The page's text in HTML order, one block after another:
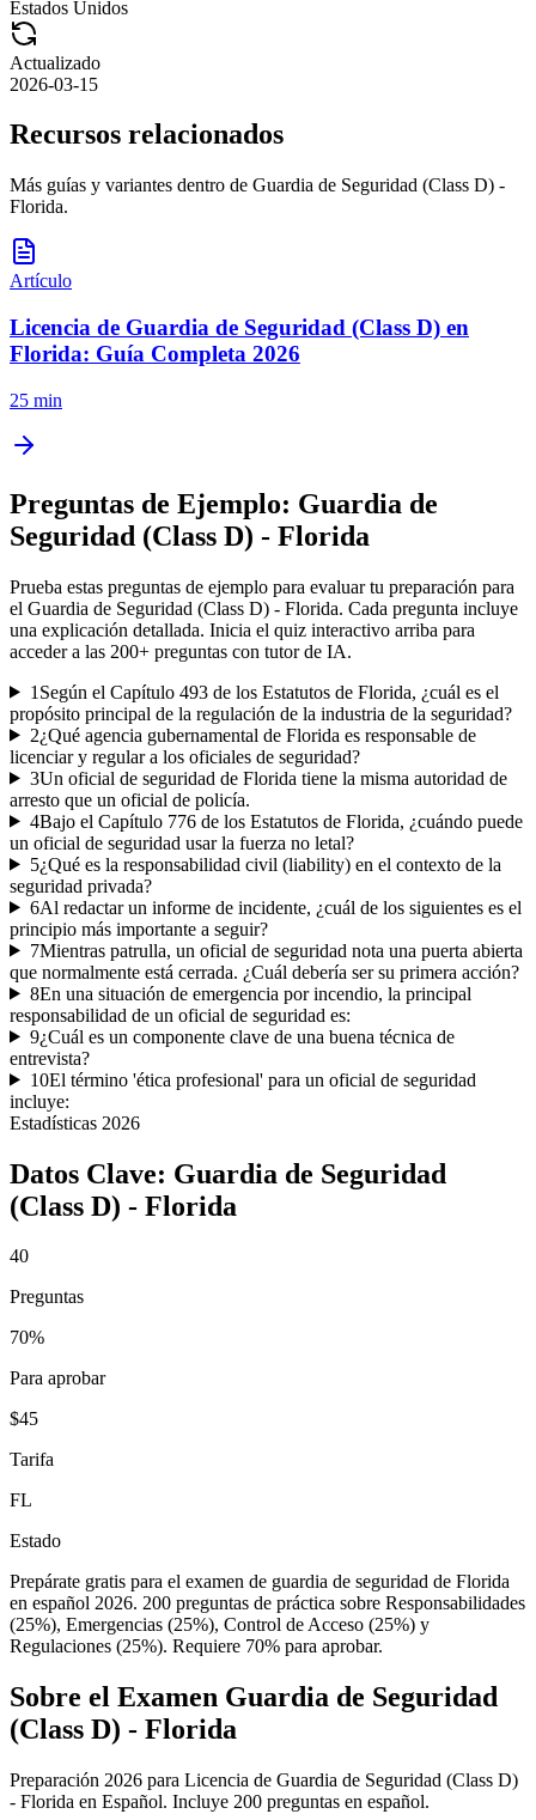
Estados Unidos
Actualizado
2026-03-15
Recursos relacionados
Más guías y variantes dentro de Guardia de Seguridad (Class D) -
Florida.
Artículo
Licencia de Guardia de Seguridad (Class D) en
Florida: Guía Completa 2026
25 min
Preguntas de Ejemplo: Guardia de
Seguridad (Class D) - Florida
Prueba estas preguntas de ejemplo para evaluar tu preparación para
el Guardia de Seguridad (Class D) - Florida. Cada pregunta incluye
una explicación detallada. Inicia el quiz interactivo arriba para
acceder a las 200+ preguntas con tutor de IA.
1 Según el Capítulo 493 de los Estatutos de Florida, ¿cuál es el
propósito principal de la regulación de la industria de la seguridad?
2¿Qué agencia gubernamental de Florida es responsable de
licenciar y regular a los oficiales de seguridad?
3Un oficial de seguridad de Florida tiene la misma autoridad de
arresto que un oficial de policía.
4Bajo el Capítulo 776 de los Estatutos de Florida, ¿cuándo puede
un oficial de seguridad usar la fuerza no letal?
5¿Qué es la responsabilidad civil (liability) en el contexto de la
seguridad privada?
6Al redactar un informe de incidente, ¿cuál de los siguientes es el
principio más importante a seguir?
7Mientras patrulla, un oficial de seguridad nota una puerta abierta
que normalmente está cerrada. ¿Cuál debería ser su primera acción?
8En una situación de emergencia por incendio, la principal
responsabilidad de un oficial de seguridad es:
9¿Cuál es un componente clave de una buena técnica de
entrevista?
10El término 'ética profesional' para un oficial de seguridad
incluye:
Estadísticas 2026
Datos Clave: Guardia de Seguridad
(Class D) - Florida
40
Preguntas
70%
Para aprobar
$45
Tarifa
FL
Estado
Prepárate gratis para el examen de guardia de seguridad de Florida
en español 2026. 200 preguntas de práctica sobre Responsabilidades
(25%), Emergencias (25%), Control de Acceso (25%) y
Regulaciones (25%). Requiere 70% para aprobar.
Sobre el Examen Guardia de Seguridad
(Class D) - Florida
Preparación 2026 para Licencia de Guardia de Seguridad (Class D)
- Florida en Español. Incluye 200 preguntas en español.